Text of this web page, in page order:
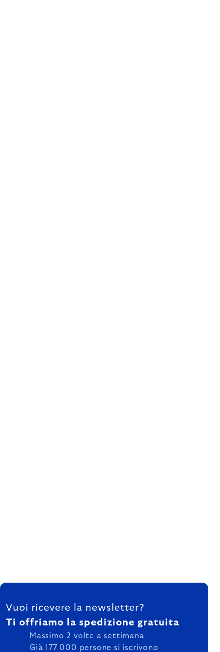
FOOTER
Vuoi ricevere la newsletter?
Ti offriamo la spedizione gratuita
Massimo 2 volte a settimana
Già 177 000 persone si iscrivono